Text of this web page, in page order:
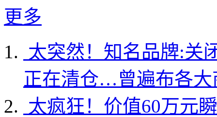
更多
太突然！知名品牌:关
正在清仓…曾遍布各大
太疯狂！价值60万元